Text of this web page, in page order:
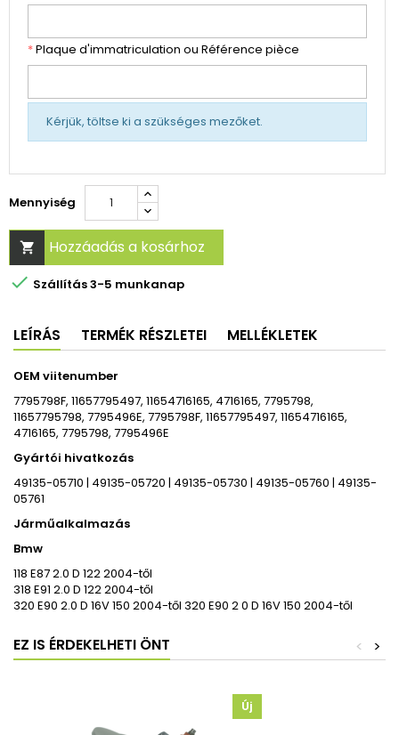
*Plaque d'immatriculation ou Référence pièce
Kérjük, töltse ki a szükséges mezőket.
Mennyiség
 Hozzáadás a kosárhoz
 Szállítás 3-5 munkanap
LEÍRÁS TERMÉK RÉSZLETEI MELLÉKLETEK
OEM viitenumber
7795798F, 11657795497, 11654716165, 4716165, 7795798,
11657795798, 7795496E, 7795798F, 11657795497, 11654716165,
4716165, 7795798, 7795496E
Gyártói hivatkozás
49135-05710 | 49135-05720 | 49135-05730 | 49135-05760 | 49135-
05761
Járműalkalmazás
Bmw
118 E87 2.0 D 122 2004-től
318 E91 2.0 D 122 2004-től
320 E90 2.0 D 16V 150 2004-től 320 E90 2 0 D 16V 150 2004-től
EZ IS ÉRDEKELHETI ÖNT >
<
Új